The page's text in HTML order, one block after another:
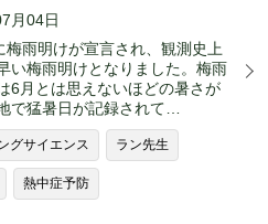
月04日
梅雨明けが宣言され、観測史上
い梅雨明けとなりました。梅雨
6月とは思えないほどの暑さが
で猛暑日が記録されて…
グサイエンス ラン先生
熱中症予防